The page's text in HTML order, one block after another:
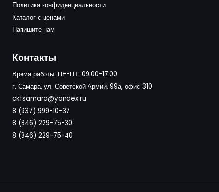
Политика конфиденциальности
Каталог с ценами
Напишите нам
Контакты
Время работы: ПН-ПТ: 09:00-17:00
г. Самара, ул. Советской Армии, 99а, офис 310
ckfsamara@yandex.ru
8 (937) 999-10-37
8 (846) 229-75-30
8 (846) 229-75-40